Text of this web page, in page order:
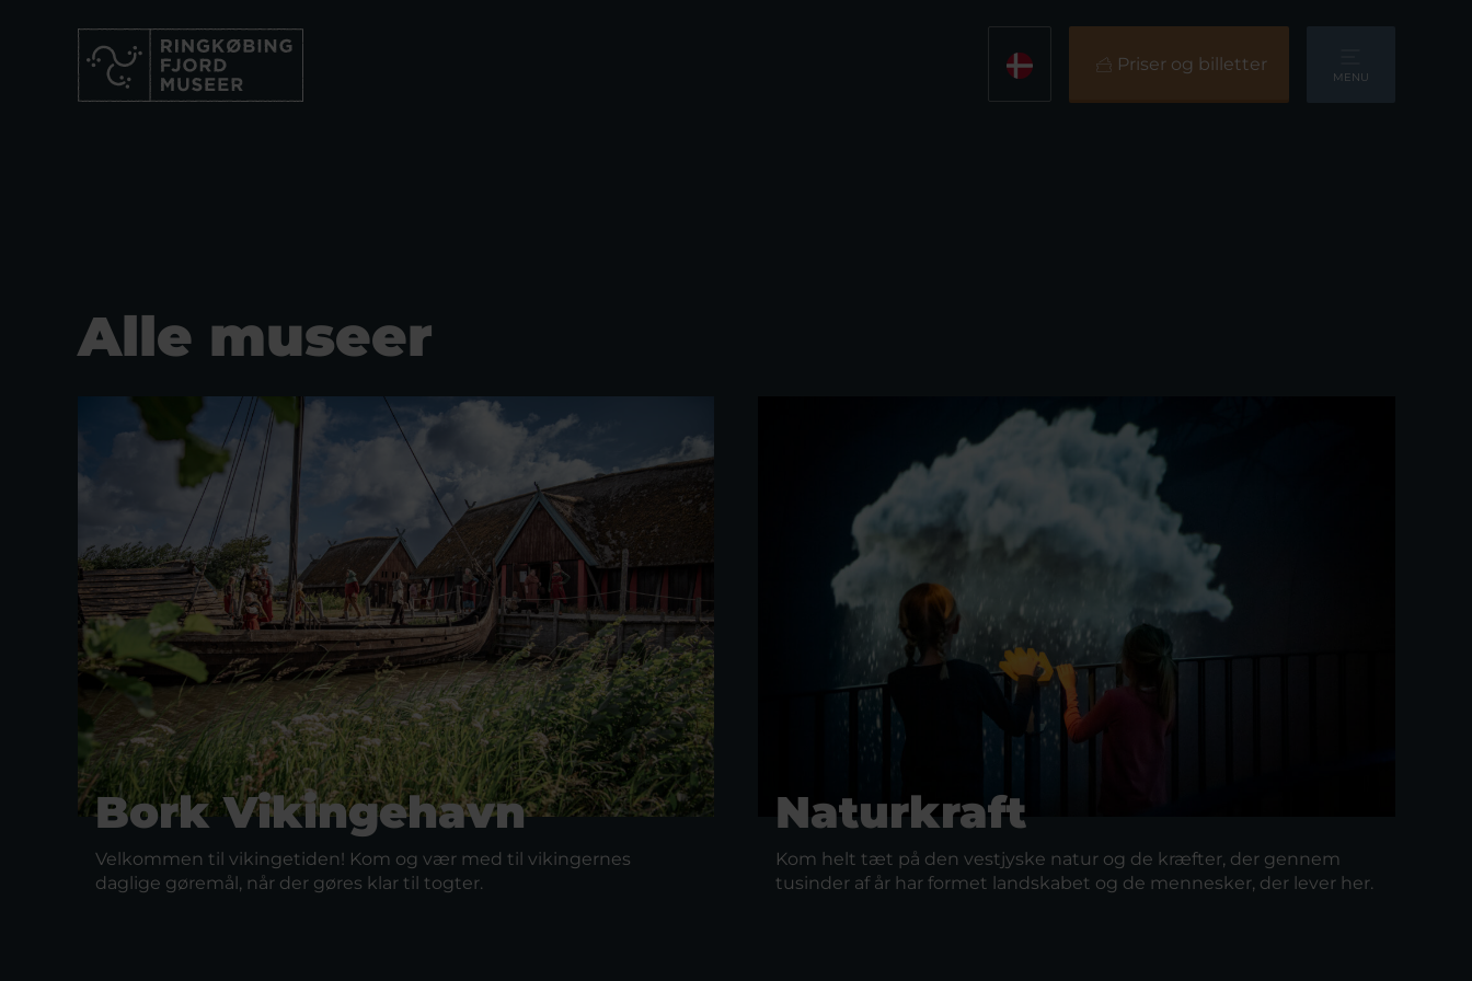
Priser og billetter
MENU
Alle museer
Bork Vikingehavn
Velkommen til vikingetiden! Kom og vær med til vikingernes
daglige gøremål, når der gøres klar til togter.
Naturkraft
Kom helt tæt på den vestjyske natur og de kræfter, der gennem
tusinder af år har formet landskabet og de mennesker, der lever her.